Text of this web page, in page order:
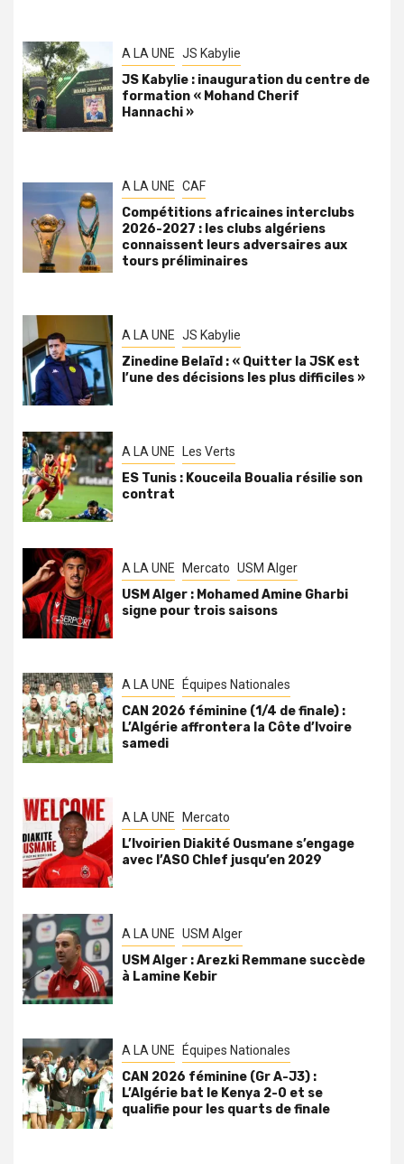
A LA UNE JS Kabylie
JS Kabylie : inauguration du centre de
formation « Mohand Cherif
Hannachi »
A LA UNE CAF
Compétitions africaines interclubs
2026-2027 : les clubs algériens
connaissent leurs adversaires aux
tours préliminaires
A LA UNE JS Kabylie
Zinedine Belaïd : « Quitter la JSK est
l’une des décisions les plus difficiles »
A LA UNE Les Verts
ES Tunis : Kouceila Boualia résilie son
contrat
A LA UNE Mercato USM Alger
USM Alger : Mohamed Amine Gharbi
signe pour trois saisons
A LA UNE Équipes Nationales
CAN 2026 féminine (1/4 de finale) :
L’Algérie affrontera la Côte d’Ivoire
samedi
A LA UNE Mercato
L’Ivoirien Diakité Ousmane s’engage
avec l’ASO Chlef jusqu’en 2029
A LA UNE USM Alger
USM Alger : Arezki Remmane succède
à Lamine Kebir
A LA UNE Équipes Nationales
CAN 2026 féminine (Gr A-J3) :
L’Algérie bat le Kenya 2-0 et se
qualifie pour les quarts de finale